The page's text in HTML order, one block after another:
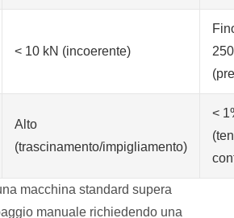
< 10 kN (incoerente)
Alto
(trascinamento/impigliamento)
<
macchina standard supera
manuale richiedendo una